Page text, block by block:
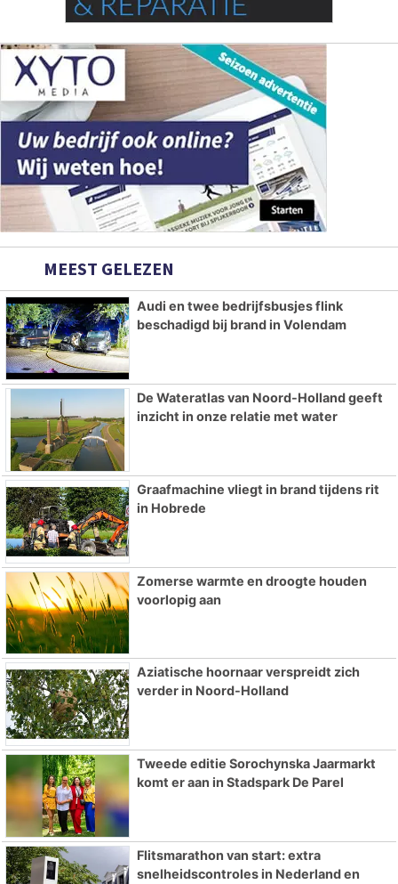
MEEST GELEZEN
Audi en twee bedrijfsbusjes flink
beschadigd bij brand in Volendam
De Wateratlas van Noord-Holland geeft
inzicht in onze relatie met water
Graafmachine vliegt in brand tijdens rit
in Hobrede
Zomerse warmte en droogte houden
voorlopig aan
Aziatische hoornaar verspreidt zich
verder in Noord-Holland
Tweede editie Sorochynska Jaarmarkt
komt er aan in Stadspark De Parel
Flitsmarathon van start: extra
snelheidscontroles in Nederland en